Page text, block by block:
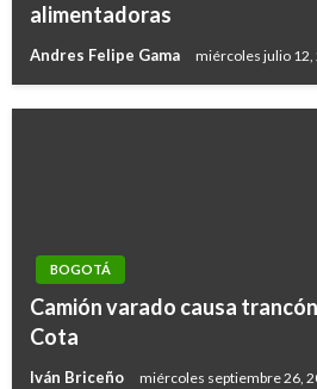
alimentadoras
Andres Felipe Gama miércoles julio 12,
BOGOTÁ
Camión varado causa
Cota
Iván Briceño miércoles septiembre 26,